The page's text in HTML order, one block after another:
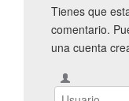
Tienes que
comentario.
una cuenta